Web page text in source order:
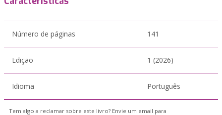
Número de páginas 141
Edição 1 (2026)
Idioma Português
Tem algo a reclamar sobre este livro? Envie um email para